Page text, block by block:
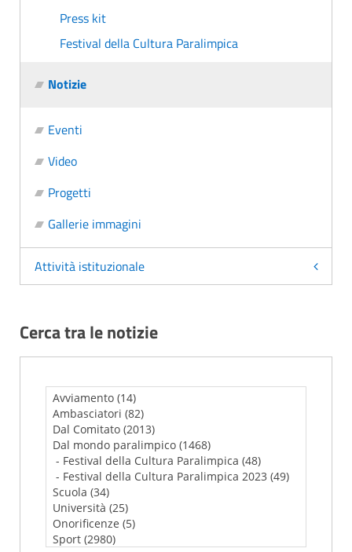
Press kit
Festival della Cultura Paralimpica
Notizie
Eventi
Video
Progetti
Gallerie immagini
Attività istituzionale
Cerca tra le notizie